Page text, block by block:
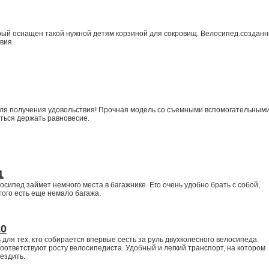
оснащен такой нужной детям корзиной для сокровищ.
получения удовольствия! Прочная модель со съемными
держать равновесие.
займет немного места в багажнике. Его очень удобно брать с собой,
есть еще немало багажа.
тех, кто собирается впервые сесть за руль двухколесного велосипеда.
росту велосипедиста. Удобный и легкий транспорт, на котором